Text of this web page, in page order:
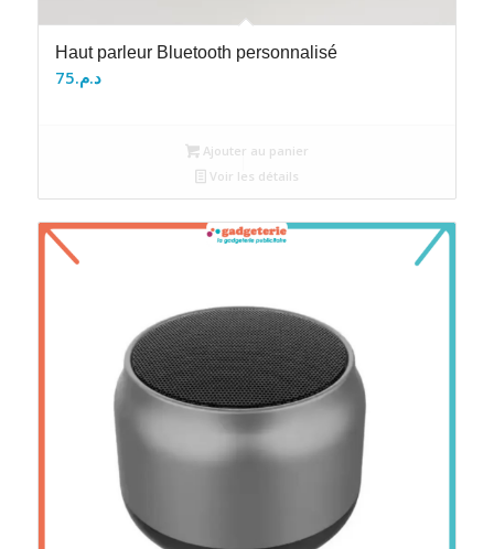
Haut parleur Bluetooth personnalisé
د.م.75
Ajouter au panier
Voir les détails